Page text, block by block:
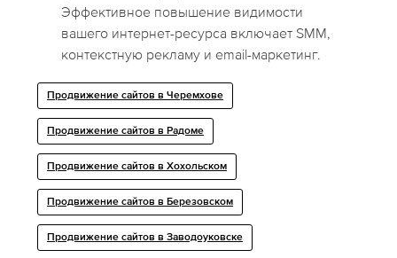
Эффективное повышение видимости
вашего интернет-ресурса включает SMM,
контекстную рекламу и email-маркетинг.
Продвижение сайтов в Черемхове
Продвижение сайтов в Радоме
Продвижение сайтов в Хохольском
Продвижение сайтов в Березовском
Продвижение сайтов в Заводоуковске